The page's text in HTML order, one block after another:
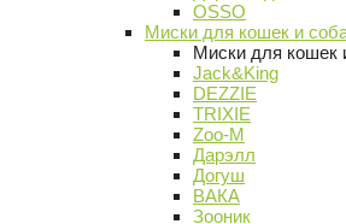
OSSO
Миски для кошек и
Миски для кошек
Jack&King
DEZZIE
TRIXIE
Zoo-M
Дарэлл
Догуш
ВАКА
Зооник